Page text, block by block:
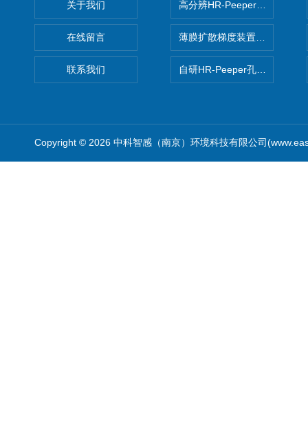
关于我们
在线留言
联系我们
高分辨HR-Peeper采样器孔隙
薄膜扩散梯度装置 Agl DGT
自研HR-Peeper孔隙水采样器
Copyright © 2026 中科智感（南京）环境科技有限公司